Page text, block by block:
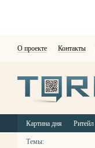
О проекте Контакты
Картина дня Ритейл
Темы: